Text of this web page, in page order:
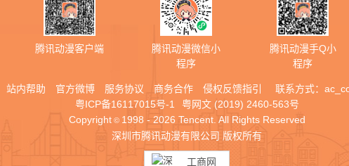
腾讯动漫客户端
腾讯动漫微信小
程序
腾讯动漫手Q小
程序
站内帮助 官方微博 服务协议 商务合作 侵权反馈指引 联系方式：
粤ICP备16117015号-1
粤网文 (2019) 2460-563号
Copyright © 1998 - 2026 Tencent. All Rights Reserved
深圳市腾讯动漫有限公司 版权所有
工商网